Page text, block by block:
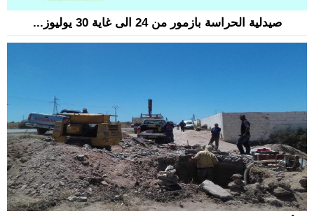
صيدلية الحراسة بازمور من 24 الى غاية 30 يوليوز...